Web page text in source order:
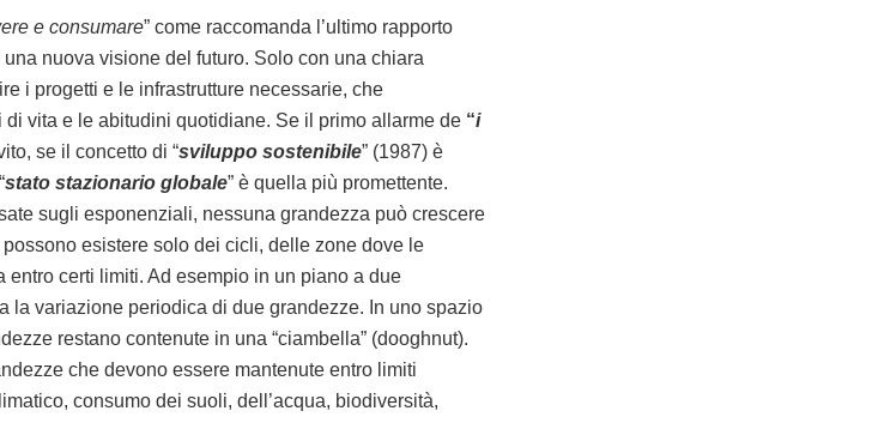
e consumare” come raccomanda l’ultimo rapporto
nuova visione del futuro. Solo con una chiara
i progetti e le infrastrutture necessarie, che
vita e le abitudini quotidiane. Se il primo allarme de “i
se il concetto di “sviluppo sostenibile” (1987) è
stato stazionario globale” è quella più promettente.
sugli esponenziali, nessuna grandezza può crescere
esistere solo dei cicli, delle zone dove le
certi limiti. Ad esempio in un piano a due
la variazione periodica di due grandezze. In uno spazio
restano contenute in una “ciambella” (dooghnut).
che devono essere mantenute entro limiti
consumo dei suoli, dell’acqua, biodiversità,